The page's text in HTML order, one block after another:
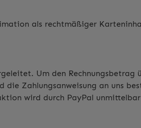
als rechtmäßiger
Um den Rechnungsbetrag
Zahlungsanweisung an uns
wird durch PayPal